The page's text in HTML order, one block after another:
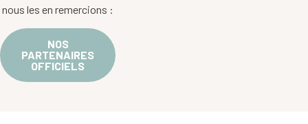
nous les en remercions :
NOS
PARTENAIRES
OFFICIELS